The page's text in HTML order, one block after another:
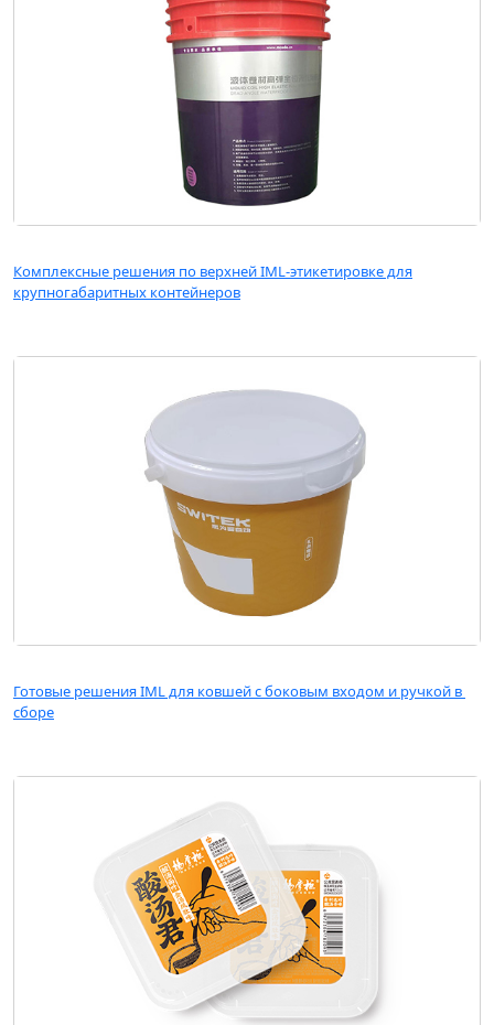
Комплексные решения по верхней IML-этикетировке для
крупногабаритных контейнеров
Готовые решения IML для ковшей с боковым входом и ручкой в ​​
сборе